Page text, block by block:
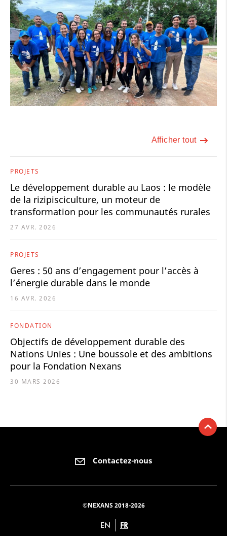
Afficher tout
PROJETS
Le développement durable au Laos : le modèle
de la rizipisciculture, un moteur de
transformation pour les communautés rurales
27 AVR. 2026
PROJETS
Geres : 50 ans d’engagement pour l’accès à
l’énergie durable dans le monde
16 AVR. 2026
FONDATION
Objectifs de développement durable des
Nations Unies : Une boussole et des ambitions
pour la Fondation Nexans
30 MARS 2026
Contactez-nous
©NEXANS 2018-2026
EN FR